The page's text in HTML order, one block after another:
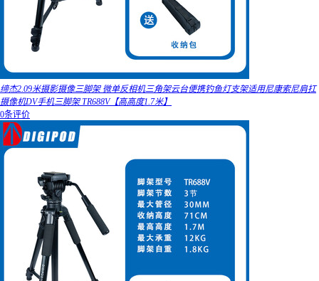
缔杰2.09米摄影摄像三脚架 微单反相机三角架云台便携钓鱼灯支架适用尼康索尼肩扛
摄像机DV手机三脚架 TR688V【高高度1.7米】
0条评价